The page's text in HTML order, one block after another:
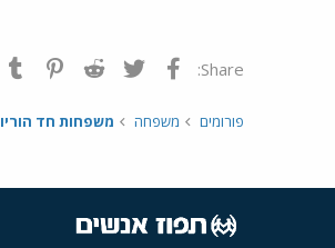
Share: פייסבוק Twitter
Reddit
פורומים משפחה משפחות חד